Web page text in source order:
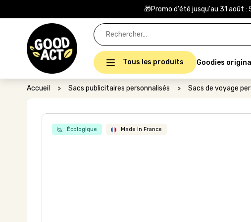
🎁Promo d'été jusqu'au 31 août :
Rechercher :
Tous les produits Goodies
Accueil > Sacs publicitaires personnalisés > Sacs de voyage
Écologique Made in France